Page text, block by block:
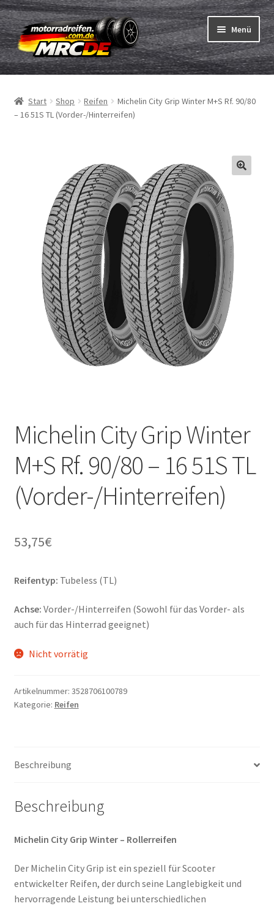
Zur
Navigation
springen
Zum
Inhalt
springen
Menü
Reifen
Schläuche
Reifentest
Marken
Kontakt
Start Shop Reifen
Michelin City Grip Winter M+S Rf. 90/80
– 16 51S TL (Vorder-/Hinterreifen)
Michelin City Grip Winter
M+S Rf. 90/80 – 16 51S TL
(Vorder-/Hinterreifen)
53,75€
Reifentyp: Tubeless (TL)
Achse: Vorder-/Hinterreifen (Sowohl für das Vorder- als
auch für das Hinterrad geeignet)
Nicht vorrätig
Artikelnummer: 3528706100789
Kategorie: Reifen
Beschreibung
Beschreibung
Michelin City Grip Winter – Rollerreifen
Der Michelin City Grip ist ein speziell für Scooter
entwickelter Reifen, der durch seine Langlebigkeit und
hervorragende Leistung bei unterschiedlichen